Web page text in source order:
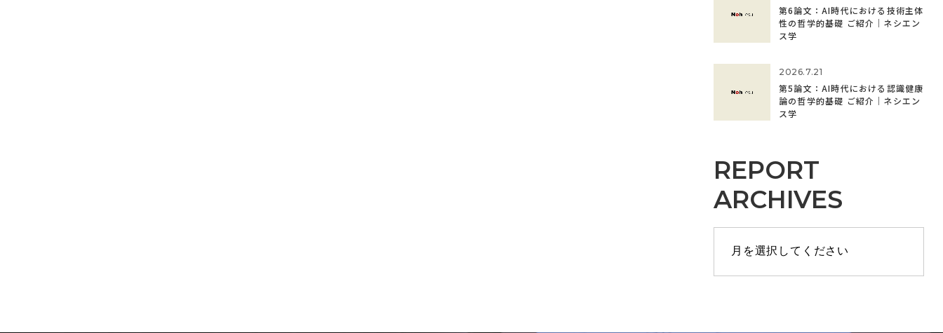
第6論文：AI時代における技術主体
性の哲学的基礎 ご紹介｜ネシエン
ス学
2026.7.21
第5論文：AI時代における認識健康
論の哲学的基礎 ご紹介｜ネシエン
ス学
REPORT
ARCHIVES